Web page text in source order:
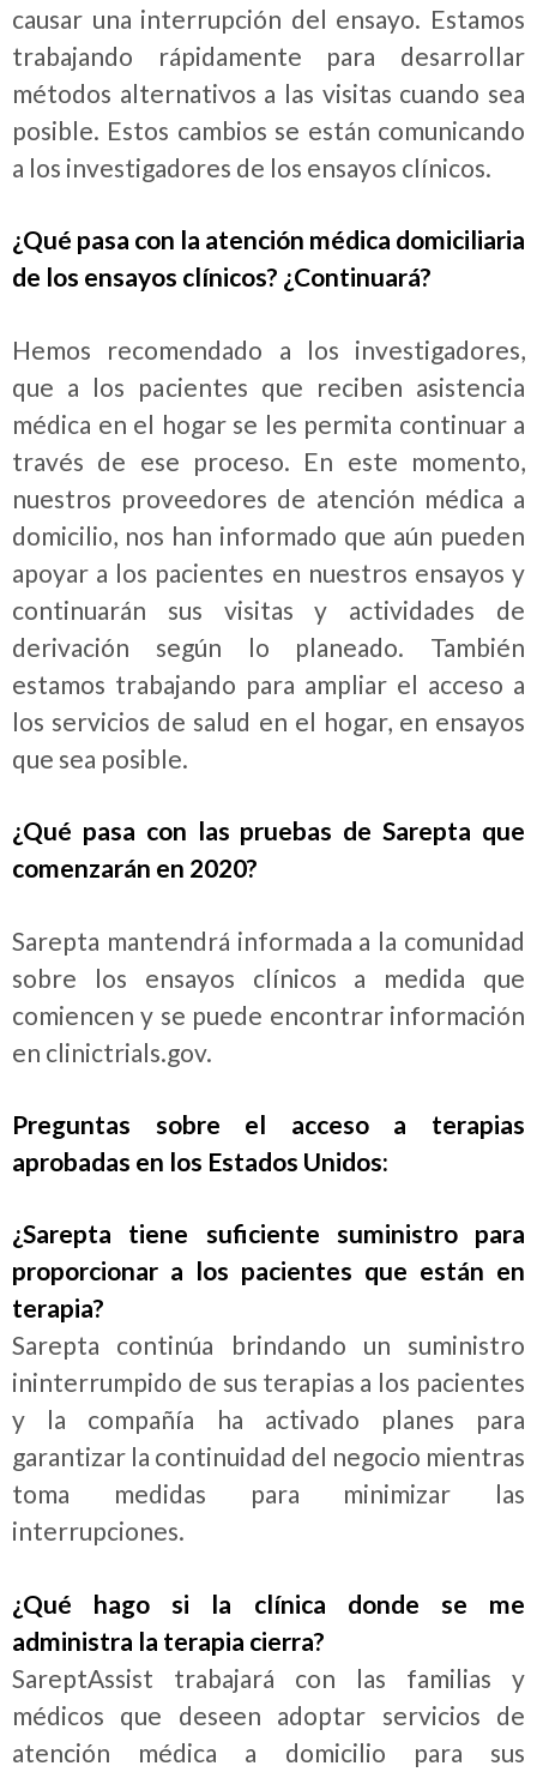
causar una interrupción del ensayo. Estamos
trabajando rápidamente para desarrollar
métodos alternativos a las visitas cuando sea
posible. Estos cambios se están comunicando
a los investigadores de los ensayos clínicos.
¿Qué pasa con la atención médica domiciliaria
de los ensayos clínicos? ¿Continuará?
Hemos recomendado a los investigadores,
que a los pacientes que reciben asistencia
médica en el hogar se les permita continuar a
través de ese proceso. En este momento,
nuestros proveedores de atención médica a
domicilio, nos han informado que aún pueden
apoyar a los pacientes en nuestros ensayos y
continuarán sus visitas y actividades de
derivación según lo planeado. También
estamos trabajando para ampliar el acceso a
los servicios de salud en el hogar, en ensayos
que sea posible.
¿Qué pasa con las pruebas de Sarepta que
comenzarán en 2020?
Sarepta mantendrá informada a la comunidad
sobre los ensayos clínicos a medida que
comiencen y se puede encontrar información
en clinictrials.gov.
Preguntas sobre el acceso a terapias
aprobadas en los Estados Unidos:
¿Sarepta tiene suficiente suministro para
proporcionar a los pacientes que están en
terapia?
Sarepta continúa brindando un suministro
ininterrumpido de sus terapias a los pacientes
y la compañía ha activado planes para
garantizar la continuidad del negocio mientras
toma medidas para minimizar las
interrupciones.
¿Qué hago si la clínica donde se me
administra la terapia cierra?
SareptAssist trabajará con las familias y
médicos que deseen adoptar servicios de
atención médica a domicilio para sus